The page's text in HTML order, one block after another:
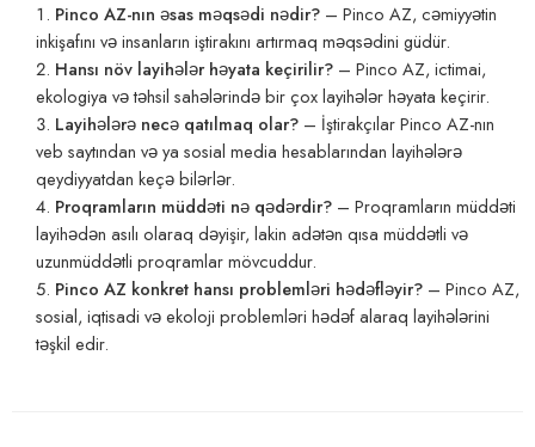
Pinco AZ-nın əsas məqsədi nədir? – Pinco AZ, cəmiyyətin
inkişafını və insanların iştirakını artırmaq məqsədini güdür.
Hansı növ layihələr həyata keçirilir? – Pinco AZ, ictimai,
ekologiya və təhsil sahələrində bir çox layihələr həyata keçirir.
Layihələrə necə qatılmaq olar? – İştirakçılar Pinco AZ-nın
veb saytından və ya sosial media hesablarından layihələrə
qeydiyyatdan keçə bilərlər.
Proqramların müddəti nə qədərdir? – Proqramların müddəti
layihədən asılı olaraq dəyişir, lakin adətən qısa müddətli və
uzunmüddətli proqramlar mövcuddur.
Pinco AZ konkret hansı problemləri hədəfləyir? – Pinco AZ,
sosial, iqtisadi və ekoloji problemləri hədəf alaraq layihələrini
təşkil edir.